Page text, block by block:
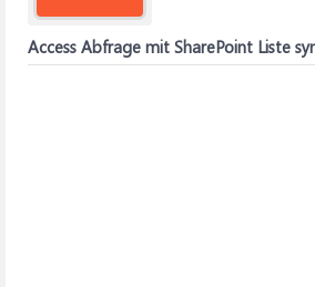
Access Abfrage mit SharePoint Liste